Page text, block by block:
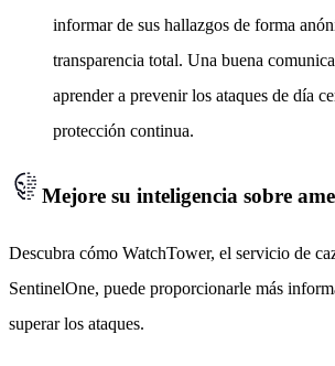
informar de sus hallazgos de forma
transparencia total. Una buena
aprender a prevenir los ataques de día
protección continua.
Mejore su inteligencia sobre
Descubra cómo WatchTower, el servicio de
SentinelOne, puede proporcionarle más
superar los ataques.